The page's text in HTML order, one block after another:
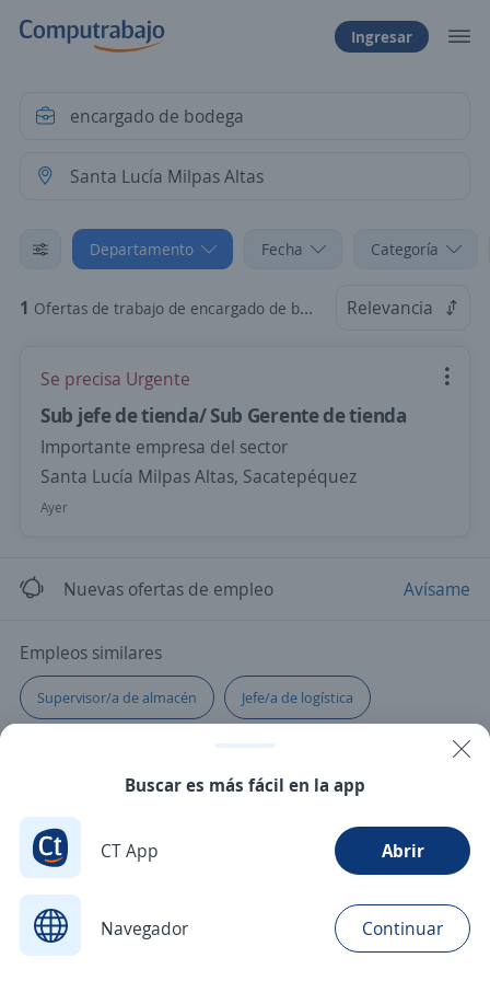
Ingresar
Departamento Fecha Categoría
1 Ofertas de trabajo de encargado de bodega en Santa Lucía Milpas Altas, Sacatepéquez Relevancia
Se precisa Urgente
Sub jefe de tienda/ Sub Gerente de tienda
Importante empresa del sector
Santa Lucía Milpas Altas, Sacatepéquez
Ayer
Nuevas ofertas de empleo Avísame
Empleos similares
Supervisor/a de almacén Jefe/a de logística
Gerente de producción
Gerente tienda
Buscar es más fácil en la app
CT App Abrir
Navegador Continuar